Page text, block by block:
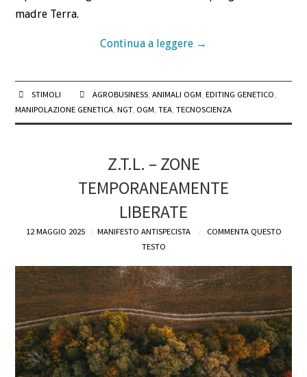
madre Terra.
Continua a leggere →
STIMOLI AGROBUSINESS, ANIMALI OGM EDITING GENETICO
MANIPOLAZIONE GENETICA ,NGT, OGM ,TEA ,TECNOSCIENZA
Z.T.L. – ZONE
TEMPORANEAMENTE
LIBERATE
12 MAGGIO 2025 MANIFESTO ANTISPECISTA
COMMENTA QUESTO
TESTO